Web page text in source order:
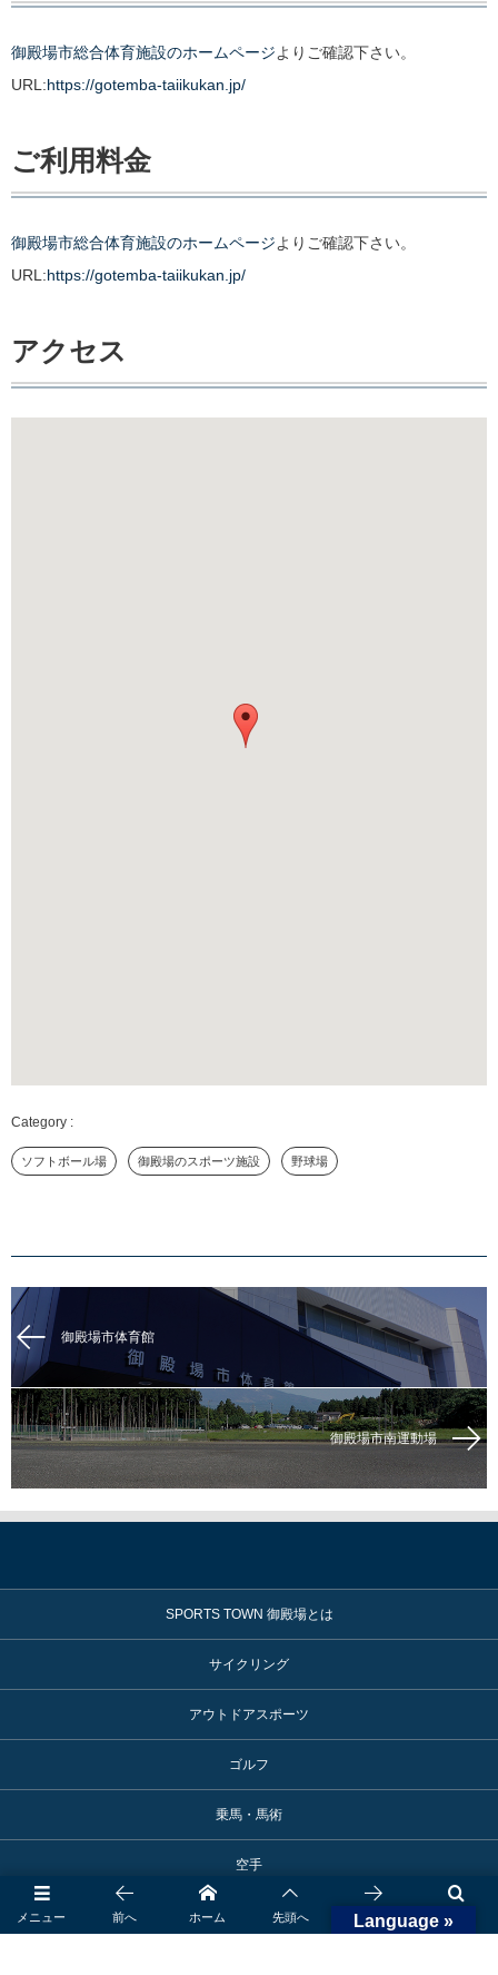
御殿場市総合体育施設のホームページよりご確認下さい。
URL:https://gotemba-taiikukan.jp/
ご利用料金
御殿場市総合体育施設のホームページよりご確認下さい。
URL:https://gotemba-taiikukan.jp/
アクセス
ソフトボール場 御殿場のスポーツ施設 野球場
御殿場市体育館
御殿場市南運動場
SPORTS TOWN 御殿場とは
サイクリング
アウトドアスポーツ
ゴルフ
乗馬・馬術
空手
スポーツライフ
メニュー 検索
前へ ホーム 先頭へ 次へ
Language »